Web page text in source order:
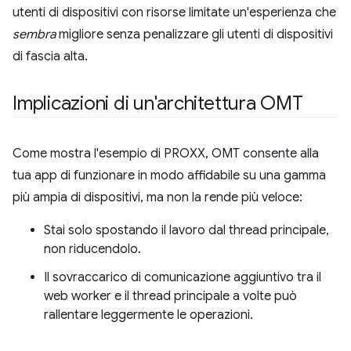
utenti di dispositivi con risorse limitate un'esperienza che
sembramigliore senza penalizzare gli utenti di dispositivi
di fascia alta.
Implicazioni di un'architettura OMT
Come mostra l'esempio di PROXX, OMT consente alla
tua app di funzionare in modo affidabile su una gamma
più ampia di dispositivi, ma non la rende più veloce:
Stai solo spostando il lavoro dal thread principale,
non riducendolo.
Il sovraccarico di comunicazione aggiuntivo tra il
web worker e il thread principale a volte può
rallentare leggermente le operazioni.